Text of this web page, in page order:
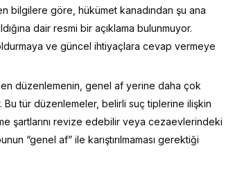
bilgilere göre, hükümet kanadından şu ana
dair resmi bir açıklama bulunmuyor.
ve güncel ihtiyaçlara cevap vermeye
düzenlemenin, genel af yerine daha çok
Bu tür düzenlemeler, belirli suç tiplerine ilişkin
şartlarını revize edebilir veya cezaevlerindeki
“genel af” ile karıştırılmaması gerektiği